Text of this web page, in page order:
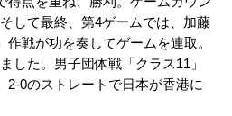
して最終、第4ゲームでは、加藤
戦が功を奏してゲームを連取。
した。男子団体戦「クラス11」
2-0のストレートで日本が香港に